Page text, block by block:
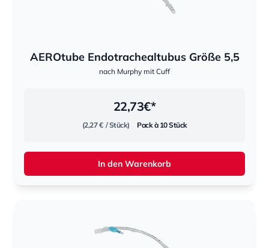
AEROtube Endotrachealtubus Größe 5,5
nach Murphy mit Cuff
22,73€*
(2,27 € / Stück) Pack à 10 Stück
In den Warenkorb